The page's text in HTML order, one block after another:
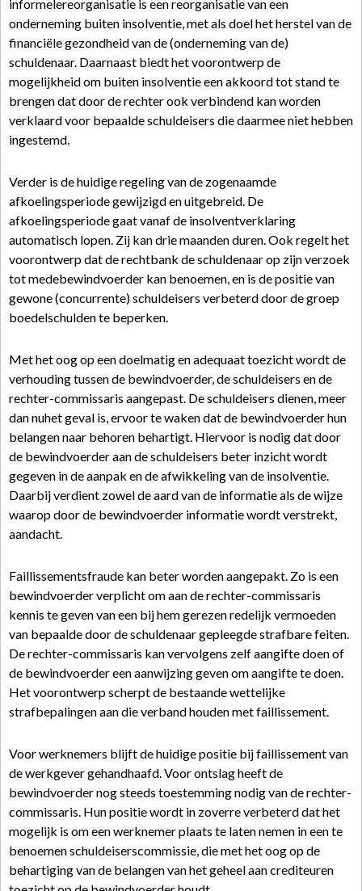
informelereorganisatie is een reorganisatie van een
onderneming buiten insolventie, met als doel het herstel van de
financiële gezondheid van de (onderneming van de)
schuldenaar. Daarnaast biedt het voorontwerp de
mogelijkheid om buiten insolventie een akkoord tot stand te
brengen dat door de rechter ook verbindend kan worden
verklaard voor bepaalde schuldeisers die daarmee niet hebben
ingestemd.
Verder is de huidige regeling van de zogenaamde
afkoelingsperiode gewijzigd en uitgebreid. De
afkoelingsperiode gaat vanaf de insolventverklaring
automatisch lopen. Zij kan drie maanden duren. Ook regelt het
voorontwerp dat de rechtbank de schuldenaar op zijn verzoek
tot medebewindvoerder kan benoemen, en is de positie van
gewone (concurrente) schuldeisers verbeterd door de groep
boedelschulden te beperken.
Met het oog op een doelmatig en adequaat toezicht wordt de
verhouding tussen de bewindvoerder, de schuldeisers en de
rechter-commissaris aangepast. De schuldeisers dienen, meer
dan nuhet geval is, ervoor te waken dat de bewindvoerder hun
belangen naar behoren behartigt. Hiervoor is nodig dat door
de bewindvoerder aan de schuldeisers beter inzicht wordt
gegeven in de aanpak en de afwikkeling van de insolventie.
Daarbij verdient zowel de aard van de informatie als de wijze
waarop door de bewindvoerder informatie wordt verstrekt,
aandacht.
Faillissementsfraude kan beter worden aangepakt. Zo is een
bewindvoerder verplicht om aan de rechter-commissaris
kennis te geven van een bij hem gerezen redelijk vermoeden
van bepaalde door de schuldenaar gepleegde strafbare feiten.
De rechter-commissaris kan vervolgens zelf aangifte doen of
de bewindvoerder een aanwijzing geven om aangifte te doen.
Het voorontwerp scherpt de bestaande wettelijke
strafbepalingen aan die verband houden met faillissement.
Voor werknemers blijft de huidige positie bij faillissement van
de werkgever gehandhaafd. Voor ontslag heeft de
bewindvoerder nog steeds toestemming nodig van de rechter-
commissaris. Hun positie wordt in zoverre verbeterd dat het
mogelijk is om een werknemer plaats te laten nemen in een te
benoemen schuldeiserscommissie, die met het oog op de
behartiging van de belangen van het geheel aan crediteuren